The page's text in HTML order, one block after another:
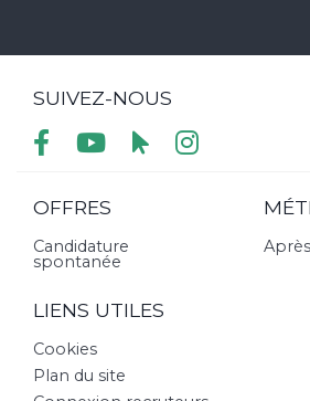
SUIVEZ-NOUS
OFFRES
Candidature
spontanée
LIENS UTILES
Cookies
Plan du site